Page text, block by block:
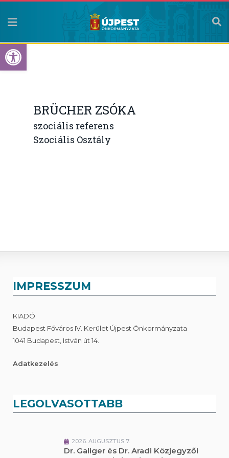
Eszköztár megnyitása
BRÜCHER ZSÓKA
szociális referens
Szociális Osztály
IMPRESSZUM
KIADÓ
Budapest Főváros IV. Kerület Újpest Önkormányzata
1041 Budapest, István út 14.
Adatkezelés
LEGOLVASOTTABB
2026. AUGUSZTUS 7.
Dr. Galiger és Dr. Aradi Közjegyzői